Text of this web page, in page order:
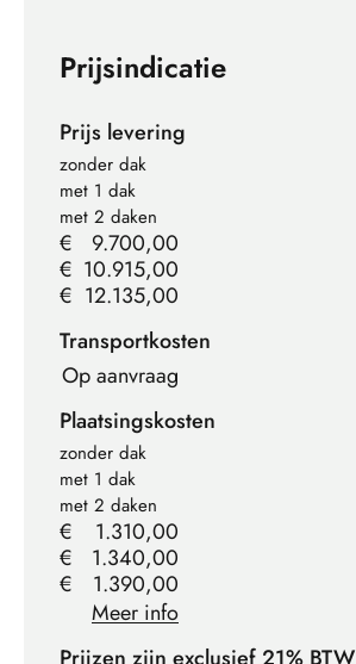
Prijsindicatie
Prijs levering
zonder dak
met 1 dak
met 2 daken
€
9.700,00
€ 10.915,00
€ 12.135,00
Transportkosten
Op aanvraag
Plaatsingskosten
zonder dak
met 1 dak
met 2 daken
€
1.310,00
€
1.340,00
€
1.390,00
Meer info
Prijzen zijn exclusief 21% BTW